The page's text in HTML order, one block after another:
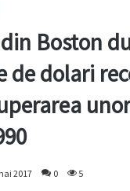
Boston
de dolari
2017 0 5